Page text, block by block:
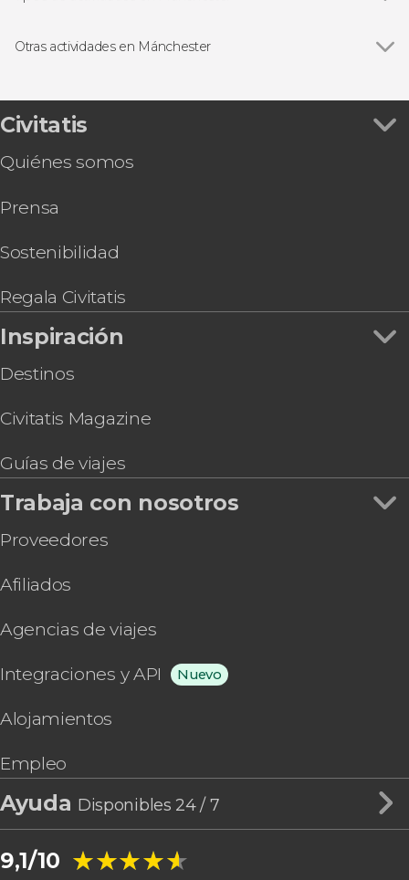
Entradas
Otras actividades en Mánchester
Autobús turístico de Mánchester
Entrada a SEA LIFE® Manchester
Tour por el estadio del Manchester City
Civitatis
Quiénes somos
Prensa
Sostenibilidad
Regala Civitatis
Inspiración
Destinos
Civitatis Magazine
Guías de viajes
Trabaja con nosotros
Proveedores
Afiliados
Agencias de viajes
Integraciones y API Nuevo
Alojamientos
Empleo
Ayuda Disponibles 24 / 7
9,1/10 ★★★★★
★★★★★